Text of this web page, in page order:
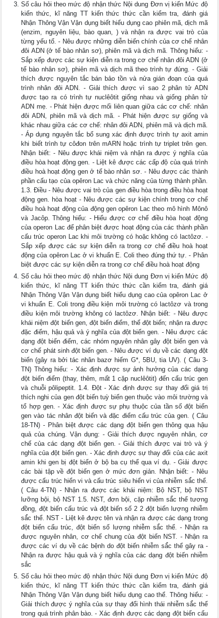
Số câu hỏi theo mức độ nhận thức Nội dung Đơn vị kiến Mức độ
kiến thức, kĩ năng TT kiến thức thức cần kiểm tra, đánh giá
Nhận Thông Vận Vận dụng biết hiểu dụng cao phiên mã, dịch mã
(enzim, nguyên liệu, bào quan, ) và nhận ra được vai trò của
từng yếu tố. - Nêu được những diễn biến chính của cơ chế nhân
đôi ADN (ở tế bào nhân sơ), phiên mã và dịch mã. Thông hiểu: -
Sắp xếp được các sự kiện diễn ra trong cơ chế nhân đôi ADN (ở
tế bào nhân sơ), phiên mã và dịch mã theo trình tự đúng. - Giải
thích được nguyên tắc bán bảo tồn và nửa gián đoạn của quá
trình nhân đôi ADN. - Giải thích được vì sao 2 phân tử ADN
được tạo ra có trình tự nuclêôtit giống nhau và giống phân tử
ADN mẹ. - Phát hiện được mối liên quan giữa các cơ chế: nhân
đôi ADN, phiên mã và dịch mã. - Phát hiện được sự giống và
khác nhau giữa các cơ chế: nhân đôi ADN, phiên mã và dịch mã.
- Áp dụng nguyên tắc bổ sung xác định được trình tự axit amin
khi biết trình tự côđon trên mARN hoặc trình tự triplet trên gen.
Nhận biết: - Nêu được khái niệm và nhận ra được ý nghĩa của
điều hòa hoạt động gen. - Liệt kê được các cấp độ của quá trình
điều hoà hoạt động gen ở tế bào nhân sơ. - Nêu được các thành
phần cấu tạo của opêron Lac và chức năng của từng thành phần.
1.3. Điều - Nêu được vai trò của gen điều hòa trong điều hòa hoạt
động gen. hòa hoạt - Nêu được các sự kiện chính trong cơ chế
điều hoà hoạt động của động gen opêron Lac theo mô hình Mônô
và Jacôp. Thông hiểu: - Hiểu được cơ chế điều hòa hoạt động
của operon Lac để phân biệt được hoạt động của các thành phần
cấu trúc operon Lac khi môi trường có hoặc không có lactôzơ. -
Sắp xếp được các sự kiện diễn ra trong cơ chế điều hoà hoạt
động của opêron Lac ở vi khuẩn E. Coli theo đúng thứ tự. - Phân
biệt được các sự kiện diễn ra trong cơ chế điều hoà hoạt động
Số câu hỏi theo mức độ nhận thức Nội dung Đơn vị kiến Mức độ
kiến thức, kĩ năng TT kiến thức thức cần kiểm tra, đánh giá
Nhận Thông Vận Vận dụng biết hiểu dụng cao của opêron Lac ở
vi khuẩn E. Coli trong điều kiện môi trường có lactôzơ và trong
điều kiện môi trường không có lactôzơ. Nhận biết: - Nêu được
khái niệm đột biến gen, đột biến điểm, thể đột biến; nhận ra được
đặc điểm, hậu quả và ý nghĩa của đột biến gen. - Nêu được các
dạng đột biến điểm, các nhóm nguyên nhân gây đột biến gen và
cơ chế phát sinh đột biến gen. - Nêu được ví dụ về các dạng đột
biến (gây ra bởi tác nhân bazơ hiếm G*, 5BU, tia UV). ( Câu 3-
TN) Thông hiểu: - Xác định được sự ảnh hưởng của các dạng
đột biến điểm (thay, thêm, mất 1 cặp nuclêôtit) đến cấu trúc gen
và chuỗi pôlipeptit. 1.4. Đột - Xác định được sự thay đổi giá trị
thích nghi của gen đột biến tuỳ biến gen thuộc vào môi trường và
tổ hợp gen. - Xác định được sự phụ thuộc của tần số đột biến
gen vào tác nhân đột biến và đặc điểm cấu trúc của gen. ( Câu
18-TN) - Phân biệt được các dạng đột biến gen thông qua hậu
quả của chúng. Vận dụng: - Giải thích được nguyên nhân, cơ
chế của các dạng đột biến gen. - Giải thích được vai trò và ý
nghĩa của đột biến gen. - Xác định được sự thay đổi của các axit
amin khi gen bị đột biến ở bộ ba cụ thể qua ví dụ. - Giải được
các bài tập về đột biến gen ở mức đơn giản. Nhận biết: - Nêu
được cấu trúc hiển vi và cấu trúc siêu hiển vi của nhiễm sắ́c thể.
( Câu 4-TN) - Nhận ra được các khái niệm: Bộ NST, bộ NST
lưỡng bội, bộ NST 1.5. NST, đơn bội, cặp nhiễm sắ́c thể tương
đồng, đột biến cấu trúc và đột biến số 2 2 đột biến lượng nhiễm
sắ́c thể. NST - Liệt kê được tên và nhận ra được các dạng trong
đột biến cấu trúc, đột biến số lượng nhiễm sắ́c thể. - Nhận ra
được nguyên nhân, cơ chế chung của đột biến NST. - Nhận ra
được các ví dụ về các bệnh do đột biến nhiễm sắ́c thể gây ra -
Nhận ra được hậu quả và ý nghĩa của các dạng đột biến nhiễm
sắc
Số câu hỏi theo mức độ nhận thức Nội dung Đơn vị kiến Mức độ
kiến thức, kĩ năng TT kiến thức thức cần kiểm tra, đánh giá
Nhận Thông Vận Vận dụng biết hiểu dụng cao thể. Thông hiểu: -
Giải thích được ý nghĩa của sự thay đổi hình thái nhiễm sắ́c thể
trong quá trình phân bào. - Xác định được các dạng đột biến cấu